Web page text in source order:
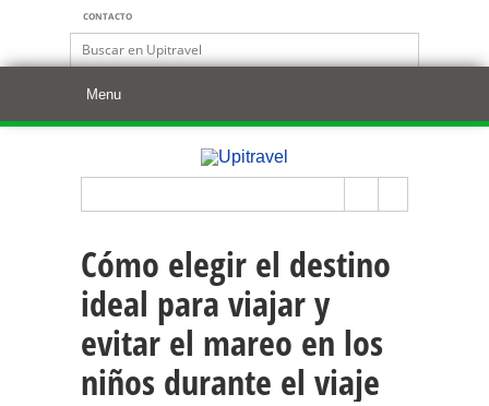
CONTACTO
Cómo elegir el destino
ideal para viajar y
evitar el mareo en los
niños durante el viaje